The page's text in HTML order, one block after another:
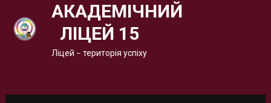
АКАДЕМІЧНИЙ
ЛІЦЕЙ 15
Ліцей – територія успіху